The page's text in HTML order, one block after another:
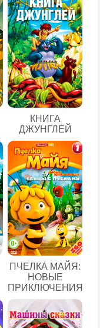
КНИГА
ДЖУНГЛЕЙ
ПЧЕЛКА МАЙЯ:
НОВЫЕ
ПРИКЛЮЧЕНИЯ